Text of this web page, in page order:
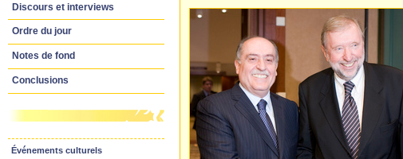
Discours et interviews
Ordre du jour
Notes de fond
Conclusions
Événements culturels